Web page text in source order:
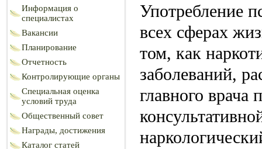
Информация о
специалистах
Вакансии
Планирование
Отчетность
Контролирующие органы
Специальная оценка
условий труда
Общественный совет
Награды, достижения
Каталог статей
Употребление
всех сферах
том, как
заболеваний,
главного врача